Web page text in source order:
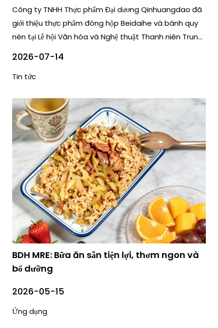
Công ty TNHH Thực phẩm Đại dương Qinhuangdao đã
giới thiệu thực phẩm đóng hộp Beidaihe và bánh quy
nén tại Lễ hội Văn hóa và Nghệ thuật Thanh niên Trung
2026-07-14
Tin tức
BDH MRE: Bữa ăn sẵn tiện lợi, thơm ngon và
bổ dưỡng
2026-05-15
Ứng dụng